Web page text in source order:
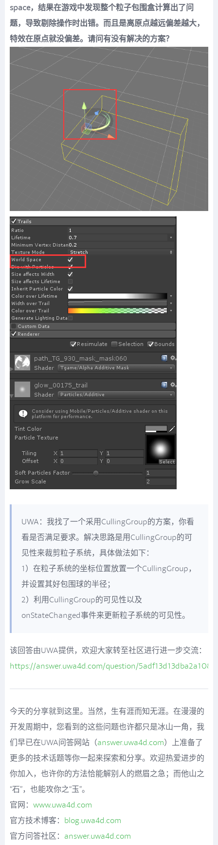
space，结果在游戏中发现整个粒子包围盒计算出了问
题，导致剔除操作时出错。而且是离原点越远偏差越大，
特效在原点就没偏差。请问有没有解决的方案？
UWA：我找了一个采用CullingGroup的方案，你看
看是否满足要求。解决思路是用CullingGroup的可
见性来裁剪粒子系统，具体做法如下：
1）在粒子系统的坐标位置放置一个CullingGroup，
并设置其好包围球的半径；
2）利用CullingGroup的可见性以及
onStateChanged事件来更新粒子系统的可见性。
该回答由UWA提供，欢迎大家转至社区进行进一步交流：
https://answer.uwa4d.com/question/
今天的分享就到这里。当然，生有涯而知无涯。在漫漫的
开发周期中，您看到的这些问题也许都只是冰山一角，我
们早已在UWA问答网站（answer.uwa4d.com）上准备了
更多的技术话题等你一起来探索和分享。欢迎热爱进步的
你加入，也许你的方法恰能解别人的燃眉之急；而他山之
“石”，也能攻你之“玉”。
官网： www.uwa4d.com
官方技术博客： blog.uwa4d.com
官方问答社区： answer.uwa4d.com